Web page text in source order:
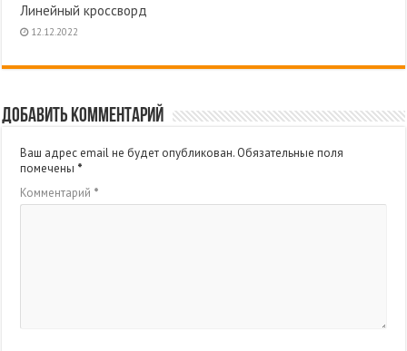
Линейный кроссворд
12.12.2022
Добавить комментарий
Ваш адрес email не будет опубликован. Обязательные поля
помечены *
Комментарий *